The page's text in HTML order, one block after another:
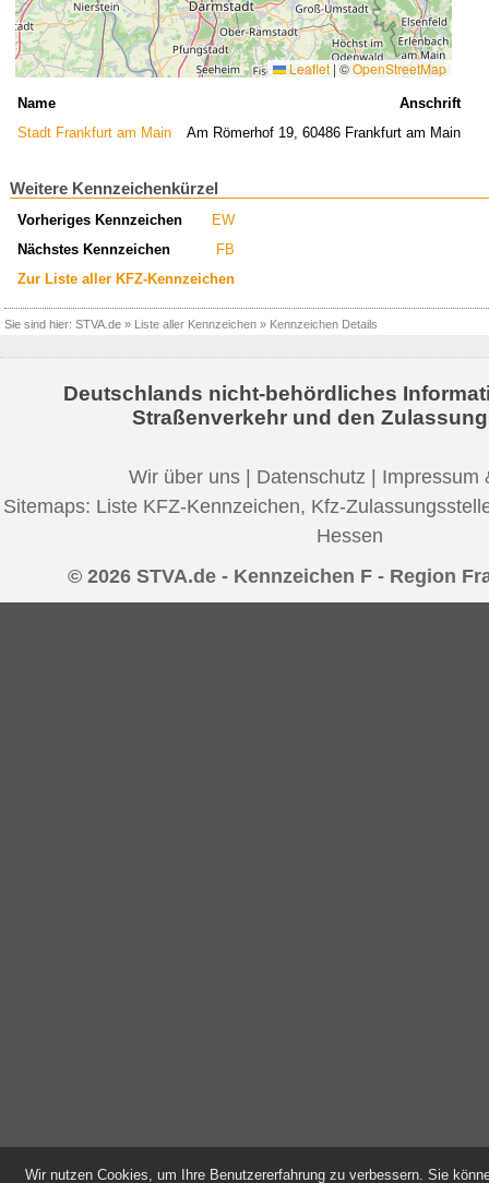
Wir nutzen Cookies, um Ihre Benutzererfahrung zu verbessern. Sie
Leaflet | ©OpenStreetMap
Name
Anschrift
Stadt Frankfurt am Main
Am Römerhof 19, 60486 Frankfurt am Main
Weitere Kennzeichenkürzel
Vorheriges Kennzeichen
EW
Nächstes Kennzeichen
FB
Zur Liste aller KFZ-Kennzeichen
Sie sind hier: STVA.de » Liste aller Kennzeichen » Kennzeichen Details
Deutschlands nicht-behördliches
Straßenverkehr und den
Wir über uns | Datenschutz | Impressum
Sitemaps: Liste KFZ-Kennzeichen, Kfz-
Hessen
© 2026 STVA.de - Kennzeichen F - Region